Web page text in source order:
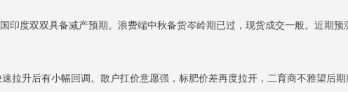
印度双双具备减产预期。浪费端中秋备货岑岭期已过，现货成交一般。近期
拉升后有小幅回调。散户扛价意愿强，标肥价差再度拉开，二育商不雅望后期